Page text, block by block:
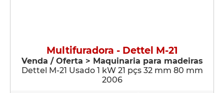
Multifuradora - Dettel M-21
Venda / Oferta > Maquinaria para madeiras
Dettel M-21 Usado 1 kW 21 pçs 32 mm 80 mm
2006